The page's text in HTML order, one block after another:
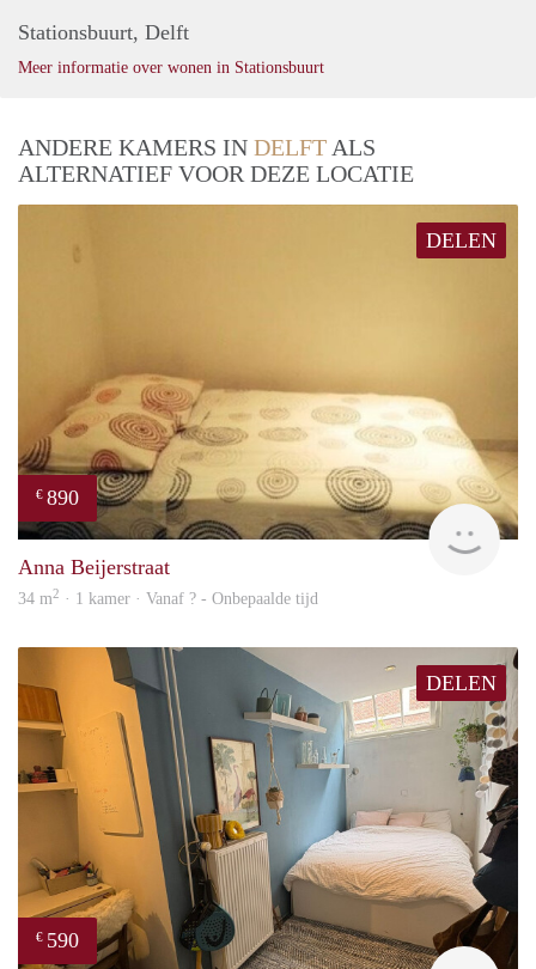
Stationsbuurt, Delft
Meer informatie over wonen in Stationsbuurt
ANDERE KAMERS IN DELFT ALS
ALTERNATIEF VOOR DEZE LOCATIE
DELEN
€ 890
Anna Beijerstraat
34 m2 · 1 kamer · Vanaf ? - Onbepaalde tijd
DELEN
€ 590
Kyra